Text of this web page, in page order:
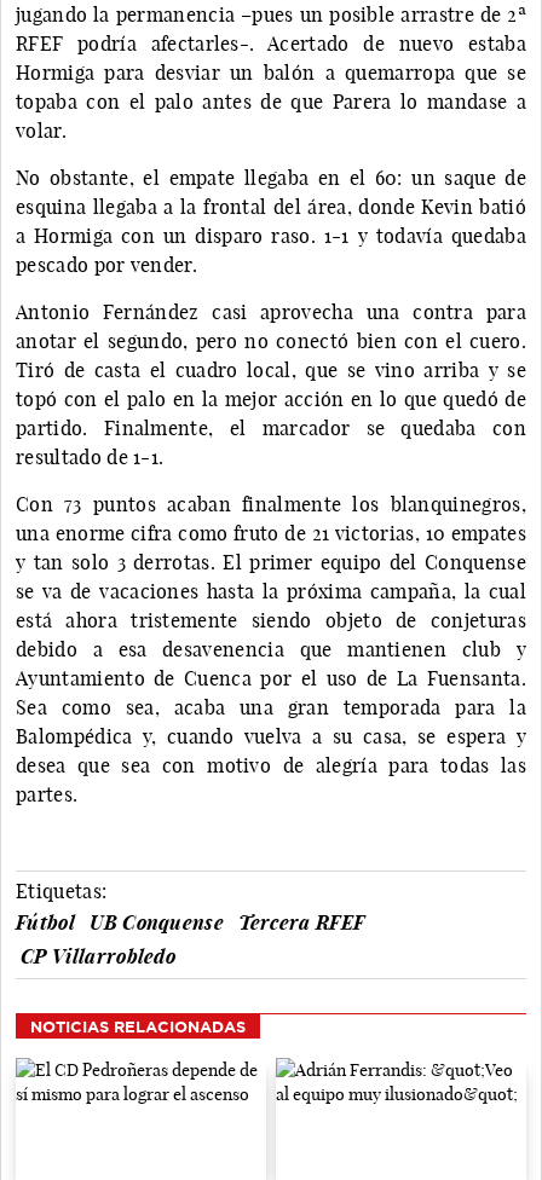
jugando la permanencia –pues un posible arrastre de 2ª
RFEF podría afectarles-. Acertado de nuevo estaba
Hormiga para desviar un balón a quemarropa que se
topaba con el palo antes de que Parera lo mandase a
volar.
No obstante, el empate llegaba en el 60: un saque de
esquina llegaba a la frontal del área, donde Kevin batió
a Hormiga con un disparo raso. 1-1 y todavía quedaba
pescado por vender.
Antonio Fernández casi aprovecha una contra para
anotar el segundo, pero no conectó bien con el cuero.
Tiró de casta el cuadro local, que se vino arriba y se
topó con el palo en la mejor acción en lo que quedó de
partido. Finalmente, el marcador se quedaba con
resultado de 1-1.
Con 73 puntos acaban finalmente los blanquinegros,
una enorme cifra como fruto de 21 victorias, 10 empates
y tan solo 3 derrotas. El primer equipo del Conquense
se va de vacaciones hasta la próxima campaña, la cual
está ahora tristemente siendo objeto de conjeturas
debido a esa desavenencia que mantienen club y
Ayuntamiento de Cuenca por el uso de La Fuensanta.
Sea como sea, acaba una gran temporada para la
Balompédica y, cuando vuelva a su casa, se espera y
desea que sea con motivo de alegría para todas las
partes.
Etiquetas:
Fútbol
UB Conquense
Tercera RFEF
CP Villarrobledo
NOTICIAS RELACIONADAS